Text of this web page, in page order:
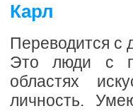
Карл
Переводится с
Это люди с
областях
личность.